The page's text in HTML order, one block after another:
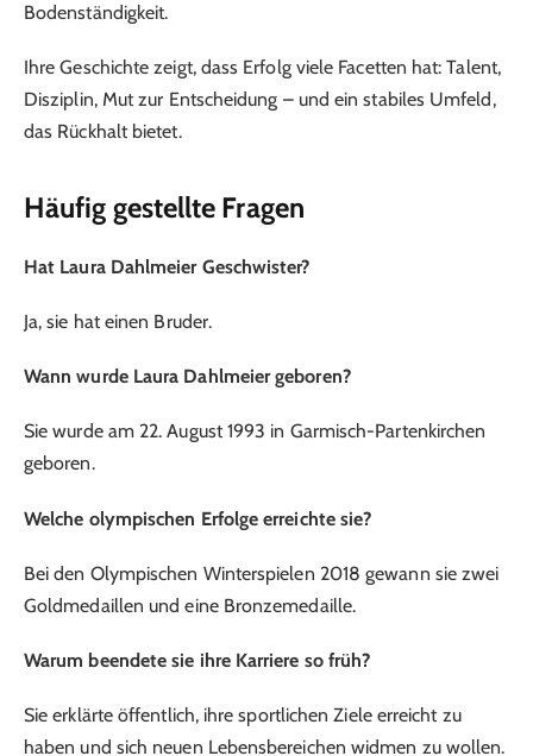
Bodenständigkeit.
Ihre Geschichte zeigt, dass Erfolg viele Facetten hat: Talent,
Disziplin, Mut zur Entscheidung – und ein stabiles Umfeld,
das Rückhalt bietet.
Häufig gestellte Fragen
Hat Laura Dahlmeier Geschwister?
Ja, sie hat einen Bruder.
Wann wurde Laura Dahlmeier geboren?
Sie wurde am 22. August 1993 in Garmisch-Partenkirchen
geboren.
Welche olympischen Erfolge erreichte sie?
Bei den Olympischen Winterspielen 2018 gewann sie zwei
Goldmedaillen und eine Bronzemedaille.
Warum beendete sie ihre Karriere so früh?
Sie erklärte öffentlich, ihre sportlichen Ziele erreicht zu
haben und sich neuen Lebensbereichen widmen zu wollen.